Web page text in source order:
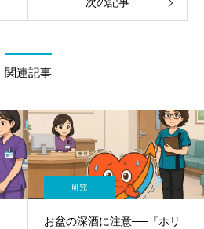
次の記事
関連記事
研究
お盆の深酒に注意──『ホリ